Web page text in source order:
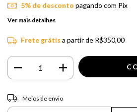
5% de desconto pagando com Pix
Ver mais detalhes
Frete grátis a partir de R$350,00
Entregas para o CEP:
Meios de envio